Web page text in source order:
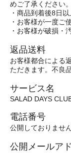
めご了承ください。
・商品到着後8日
・お客様が一度ご
・お客様が破損・
返品送料
お客様都合による
ただきます。不良
サービス名
SALAD DAYS
電話番号
公開しておりませ
公開メールア